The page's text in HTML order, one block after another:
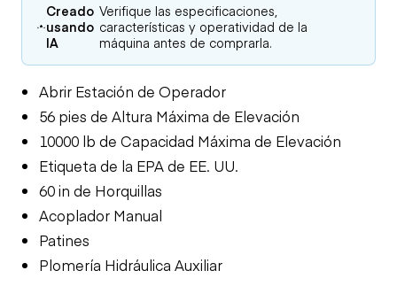
Creado
usando
IA
Verifique las especificaciones,
características y operatividad de la
máquina antes de comprarla.
Abrir Estación de Operador
56 pies de Altura Máxima de Elevación
10000 lb de Capacidad Máxima de Elevación
Etiqueta de la EPA de EE. UU.
60 in de Horquillas
Acoplador Manual
Patines
Plomería Hidráulica Auxiliar